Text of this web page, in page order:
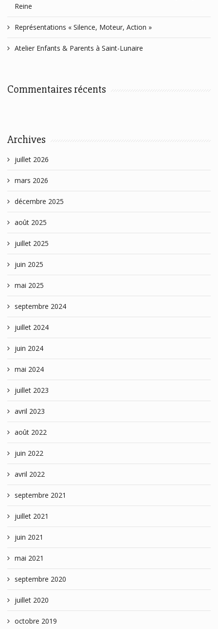
Reine
Représentations « Silence, Moteur, Action »
Atelier Enfants & Parents à Saint-Lunaire
Commentaires récents
Archives
juillet 2026
mars 2026
décembre 2025
août 2025
juillet 2025
juin 2025
mai 2025
septembre 2024
juillet 2024
juin 2024
mai 2024
juillet 2023
avril 2023
août 2022
juin 2022
avril 2022
septembre 2021
juillet 2021
juin 2021
mai 2021
septembre 2020
juillet 2020
octobre 2019